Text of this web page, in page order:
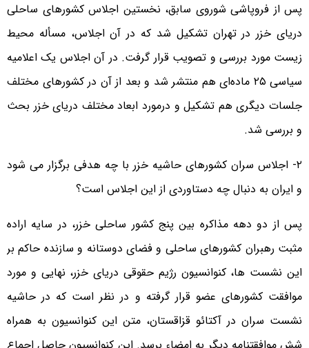
پس از فروپاشی شوروی سابق، نخستین اجلاس کشورهای ساحلی
دریای خزر در تهران تشکیل شد که در آن اجلاس، مسأله محیط
زیست مورد بررسی و تصویب قرار گرفت. در آن اجلاس یک اعلامیه
سیاسی ۲۵ ماده‌ای هم منتشر شد و بعد از آن در کشورهای مختلف
جلسات دیگری هم تشکیل و درمورد ابعاد مختلف دریای خزر بحث
و بررسی شد.
۲- اجلاس سران کشورهای حاشیه خزر با چه هدفی برگزار می شود
و ایران به دنبال چه دستاوردی از این اجلاس است؟
پس از دو دهه مذاکره بین پنج کشور ساحلی خزر، در سایه اراده
مثبت رهبران کشورهای ساحلی و فضای دوستانه و سازنده حاکم بر
این نشست ها، کنوانسیون رژیم حقوقی دریای خزر، نهایی و مورد
موافقت کشورهای عضو قرار گرفته و در نظر است که در حاشیه
نشست سران در آکتائو قزاقستان، متن این کنوانسیون به همراه